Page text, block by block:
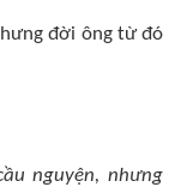
đời ông từ đó
nguyện, nhưng